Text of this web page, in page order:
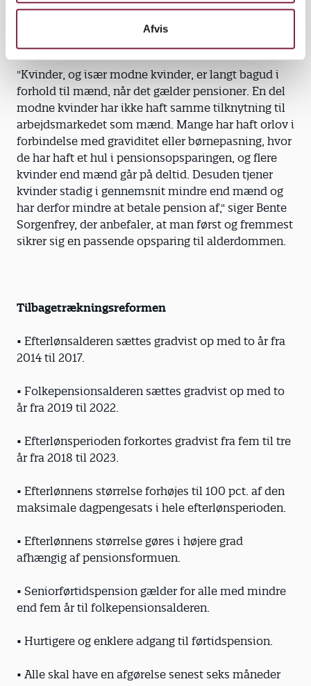
Afvis
advarer FTF's formand Bente Sorgenfrey, som
repræsenterer 450.000 offentligt og privat ansatte,
"Kvinder, og især modne kvinder, er langt bagud i
forhold til mænd, når det gælder pensioner. En del
modne kvinder har ikke haft samme tilknytning til
arbejdsmarkedet som mænd. Mange har haft orlov i
forbindelse med graviditet eller børnepasning, hvor
de har haft et hul i pensionsopsparingen, og flere
kvinder end mænd går på deltid. Desuden tjener
kvinder stadig i gennemsnit mindre end mænd og
har derfor mindre at betale pension af," siger Bente
Sorgenfrey, der anbefaler, at man først og fremmest
sikrer sig en passende opsparing til alderdommen.
Tilbagetrækningsreformen
• Efterlønsalderen sættes gradvist op med to år fra
2014 til 2017.
• Folkepensionsalderen sættes gradvist op med to
år fra 2019 til 2022.
• Efterlønsperioden forkortes gradvist fra fem til tre
år fra 2018 til 2023.
• Efterlønnens størrelse forhøjes til 100 pct. af den
maksimale dagpengesats i hele efterlønsperioden.
• Efterlønnens størrelse gøres i højere grad
afhængig af pensionsformuen.
• Seniorførtidspension gælder for alle med mindre
end fem år til folkepensionsalderen.
• Hurtigere og enklere adgang til førtids­pension.
• Alle skal have en afgørelse senest seks måneder